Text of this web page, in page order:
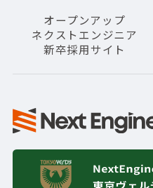
オープンアップ
ネクストエンジニア
新卒採用サイト